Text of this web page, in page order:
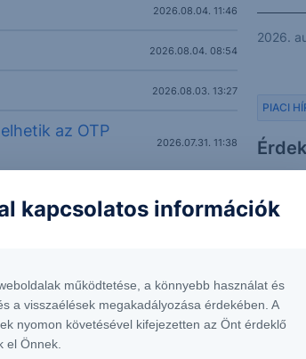
2026.08.04. 11:46
2026.08.04. 08:54
2026.08.03. 13:27
az OTP
2026.07.31. 11:38
2026.
PIACI
2026.
kapcsolatos információk
működtetése, a könnyebb használat és
a visszaélések megakadályozása érdekében. A
nyomon követésével kifejezetten az Önt érdeklő
el Önnek.